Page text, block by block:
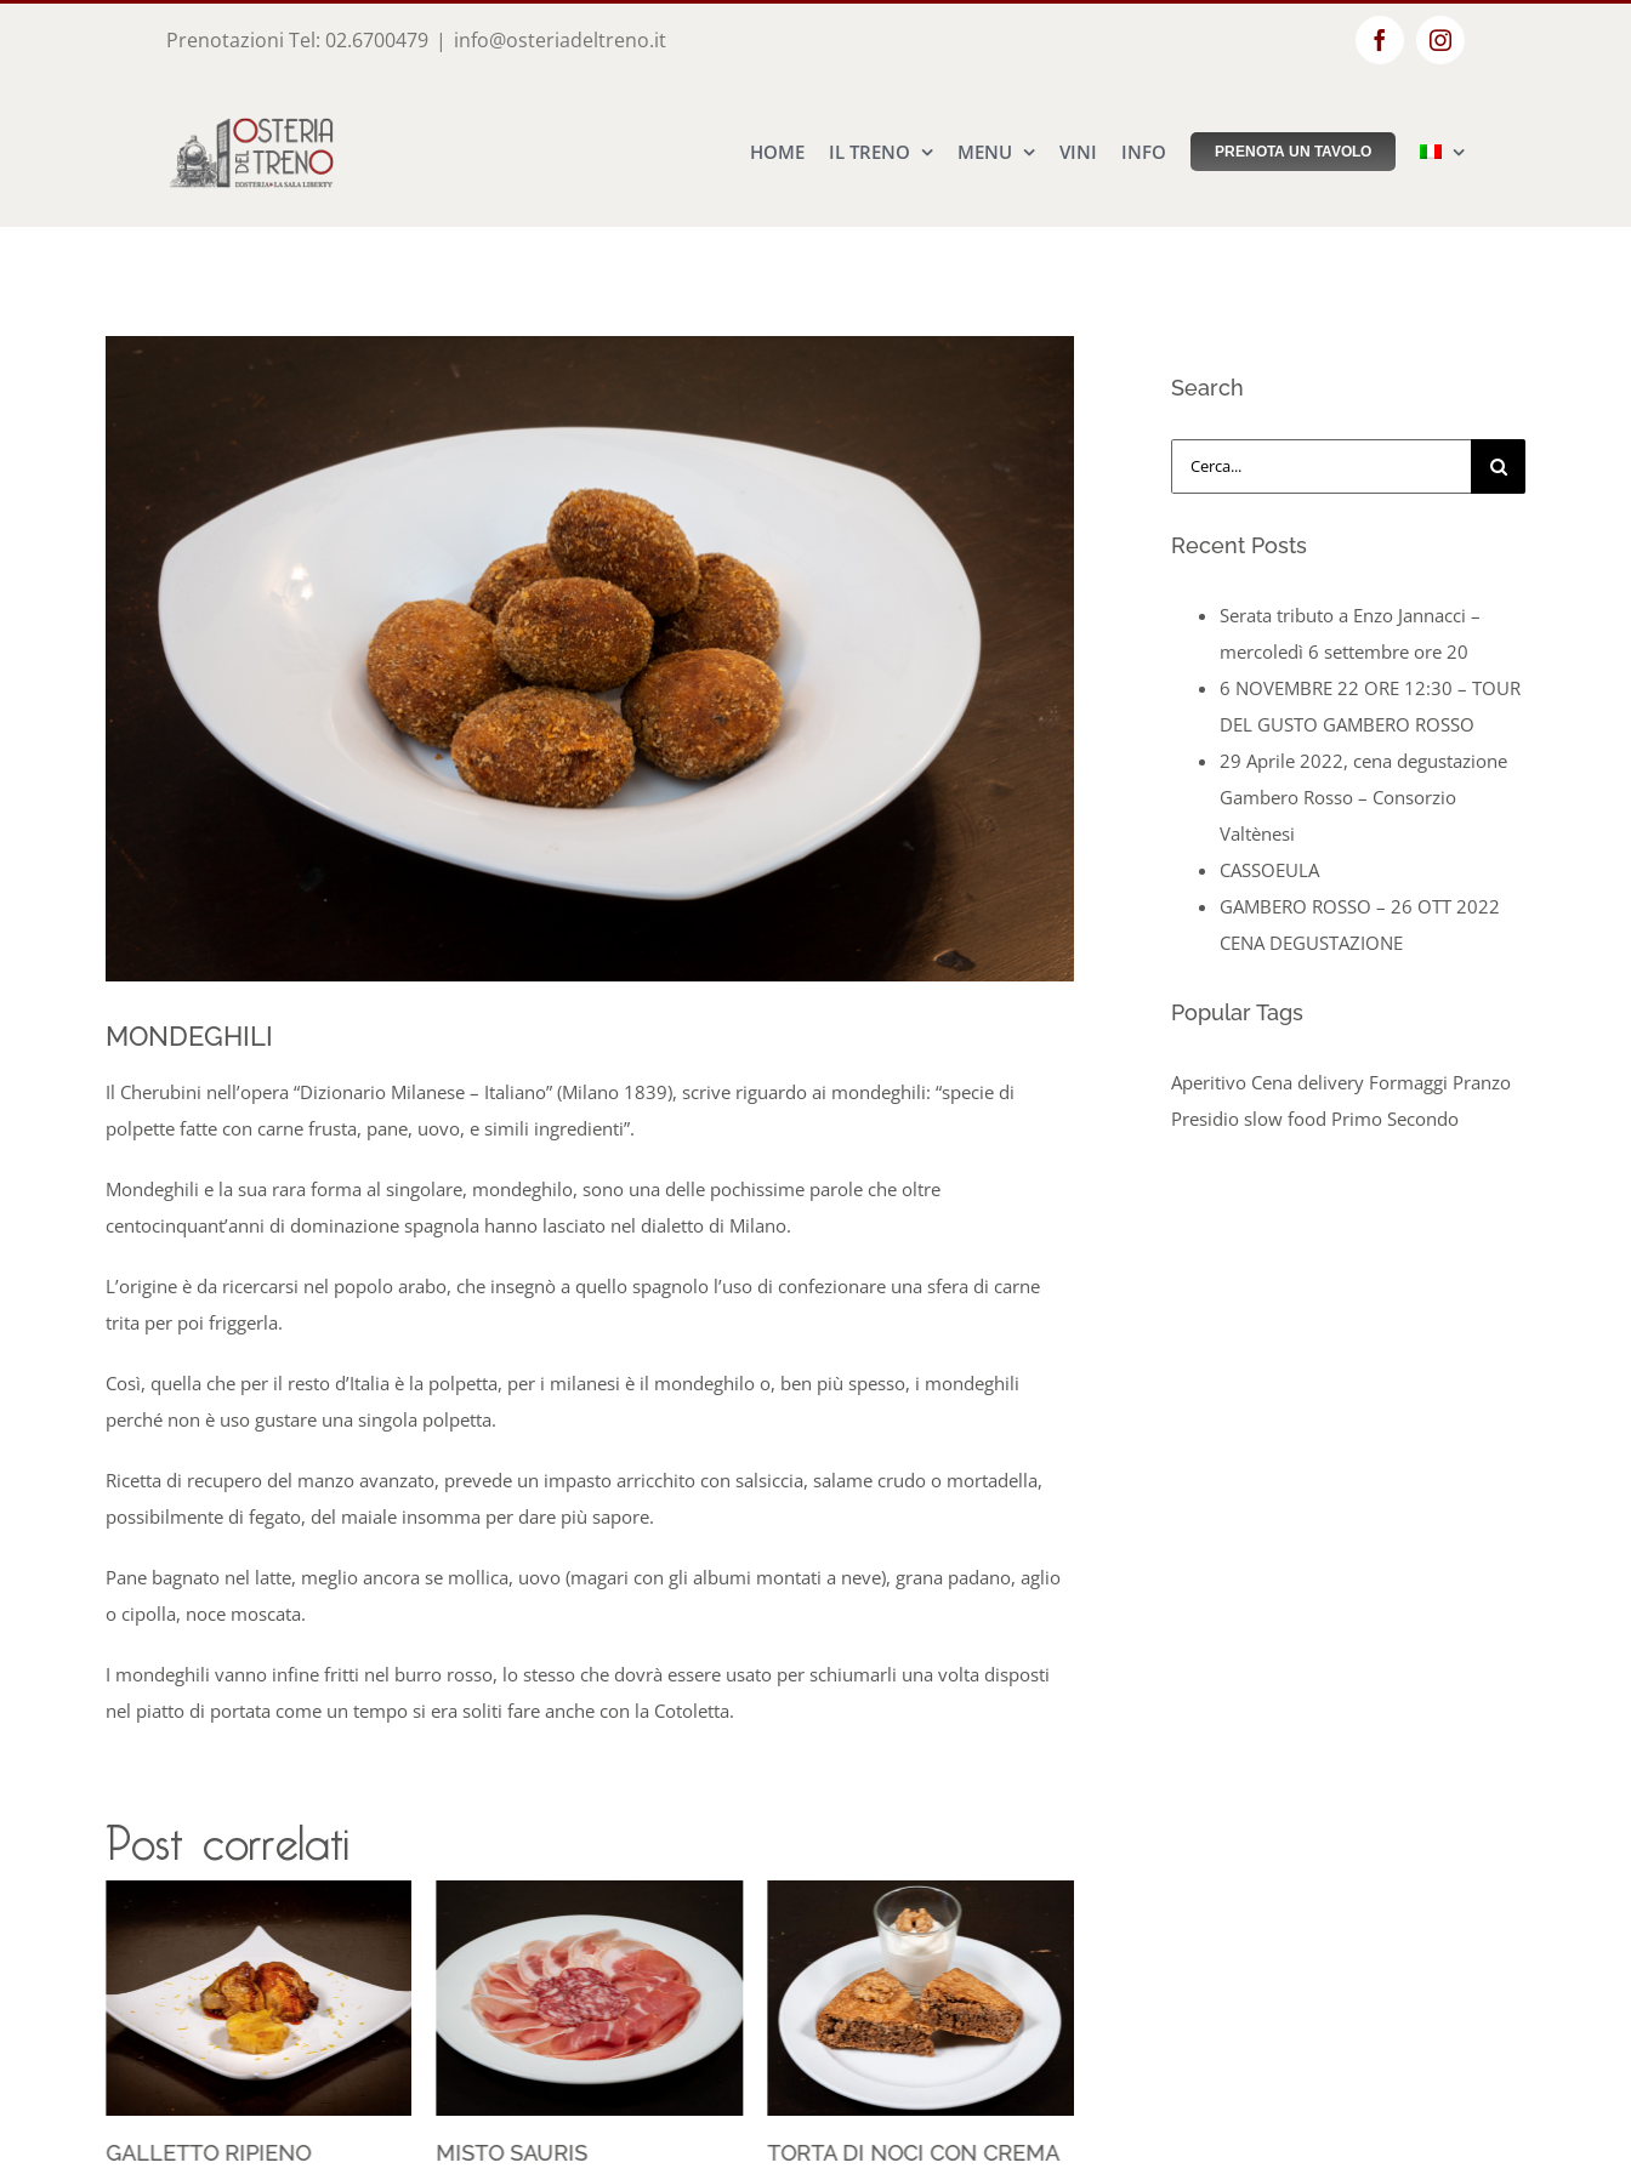
Prenotazioni Tel: 02.6700479 | info@osteriadeltreno.it FacebookInstagram
HOME IL TRENO MENU VINI INFO PRENOTA UN TAVOLO
Ingrandisci
MONDEGHILI
Il Cherubini nell’opera “Dizionario Milanese – Italiano” (Milano 1839), scrive riguardo ai mondeghili: “specie di
polpette fatte con carne frusta, pane, uovo, e simili ingredienti”.
Mondeghili e la sua rara forma al singolare, mondeghilo, sono una delle pochissime parole che oltre
centocinquant’anni di dominazione spagnola hanno lasciato nel dialetto di Milano.
L’origine è da ricercarsi nel popolo arabo, che insegnò a quello spagnolo l’uso di confezionare una sfera di carne
trita per poi friggerla.
Così, quella che per il resto d’Italia è la polpetta, per i milanesi è il mondeghilo o, ben più spesso, i mondeghili
perché non è uso gustare una singola polpetta.
Ricetta di recupero del manzo avanzato, prevede un impasto arricchito con salsiccia, salame crudo o mortadella,
possibilmente di fegato, del maiale insomma per dare più sapore.
Pane bagnato nel latte, meglio ancora se mollica, uovo (magari con gli albumi montati a neve), grana padano, aglio
o cipolla, noce moscata.
I mondeghili vanno infine fritti nel burro rosso, lo stesso che dovrà essere usato per schiumarli una volta disposti
nel piatto di portata come un tempo si era soliti fare anche con la Cotoletta.
Post correlati
GALLETTO RIPIENO MISTO SAURIS TORTA DI NOCI CON CREMA
Search
Cerca
per:
Recent Posts
Serata tributo a Enzo Jannacci –
mercoledì 6 settembre ore 20
6 NOVEMBRE 22 ORE 12:30 – TOUR
DEL GUSTO GAMBERO ROSSO
29 Aprile 2022, cena degustazione
Gambero Rosso – Consorzio
Valtènesi
CASSOEULA
GAMBERO ROSSO – 26 OTT 2022
CENA DEGUSTAZIONE
Popular Tags
Aperitivo Cena delivery Formaggi Pranzo
Presidio slow food Primo Secondo